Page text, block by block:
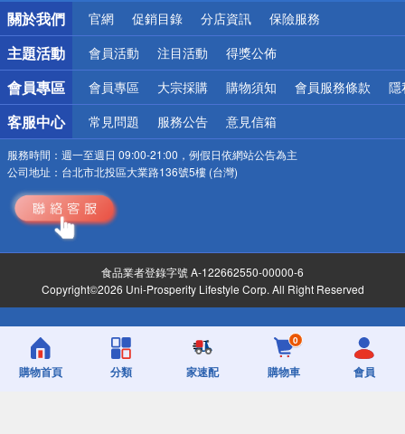
偏遠地區配送
詐騙網頁！請小心！
關於我們
官網 促銷目錄 分店資訊 保險服務
主題活動 會員活動 注目活動 得獎公佈
會員專區 會員專區 大宗採購 購物須知 會員服務條款 隱
客服中心 常見問題 服務公告 意見信箱
服務時間： 週一至週日 09:00-21:00，例假日依網站公告為主
公司地址： 台北市北投區大業路136號5樓 (台灣)
食品業者登錄字號 A-122662550-00000-6
Copyright©2026 Uni-Prosperity Lifestyle Corp. All Right Reserved
購物首頁 分類 家速配
0
購物車 會員